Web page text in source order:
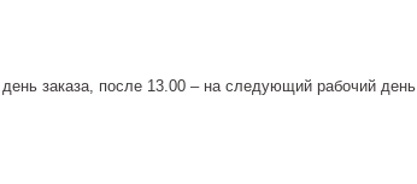
заказа, после 13.00 – на следующий рабочий день.